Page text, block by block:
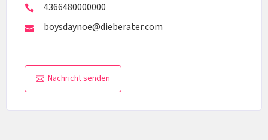
4366480000000
boysdaynoe@dieberater.com
Nachricht senden